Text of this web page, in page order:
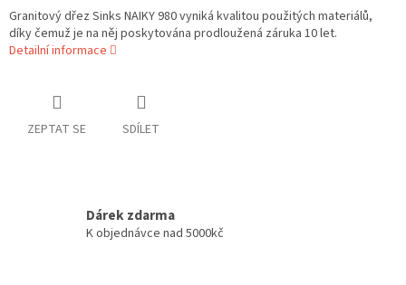
Granitový dřez Sinks NAIKY 980 vyniká kvalitou použitých materiálů,
díky čemuž je na něj poskytována prodloužená záruka 10 let.
Detailní informace
ZEPTAT SE SDÍLET
Dárek zdarma
K objednávce nad 5000kč